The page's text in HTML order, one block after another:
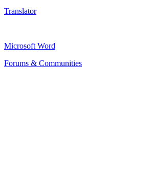
Translator
Microsoft Word
Forums & Communities